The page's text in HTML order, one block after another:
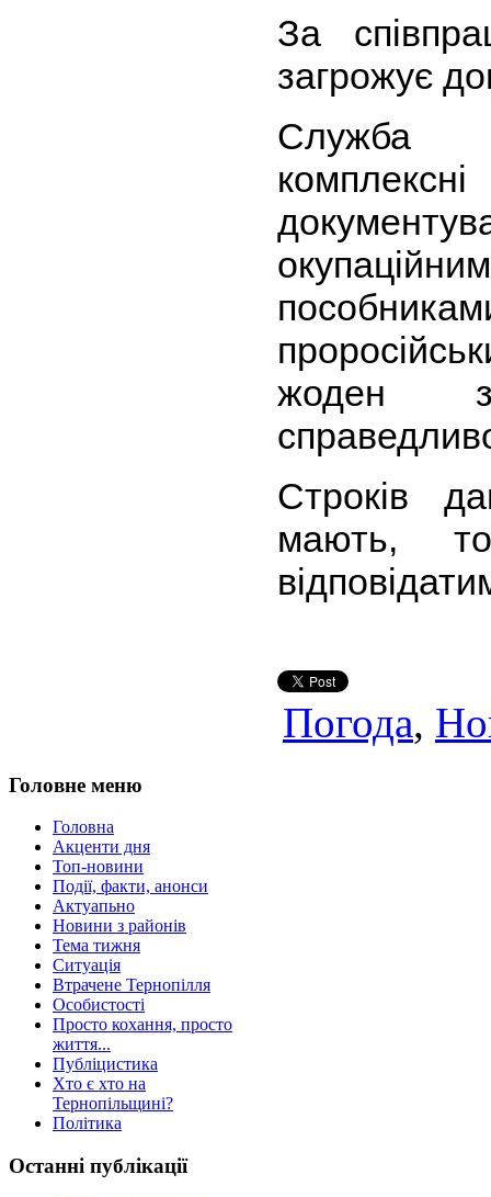
За
загрожує
Служба
жоден
Строків
мають,
Погода,
Головне меню
Головна
Акценти дня
Топ-новини
Події, факти, анонси
Актуапьно
Новини з районів
Тема тижня
Ситуація
Втрачене Тернопілля
Особистості
Просто кохання, просто
життя...
Публіцистика
Хто є хто на
Тернопільщині?
Політика
Останні публікації